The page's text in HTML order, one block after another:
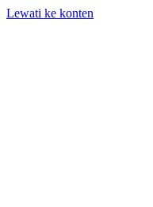
Lewati ke konten